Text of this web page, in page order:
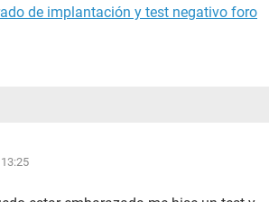
de implantación y test negativo foro